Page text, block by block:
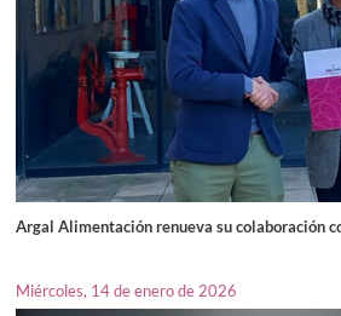
Argal Alimentación renueva su colaboración
Miércoles, 14 de enero de 2026